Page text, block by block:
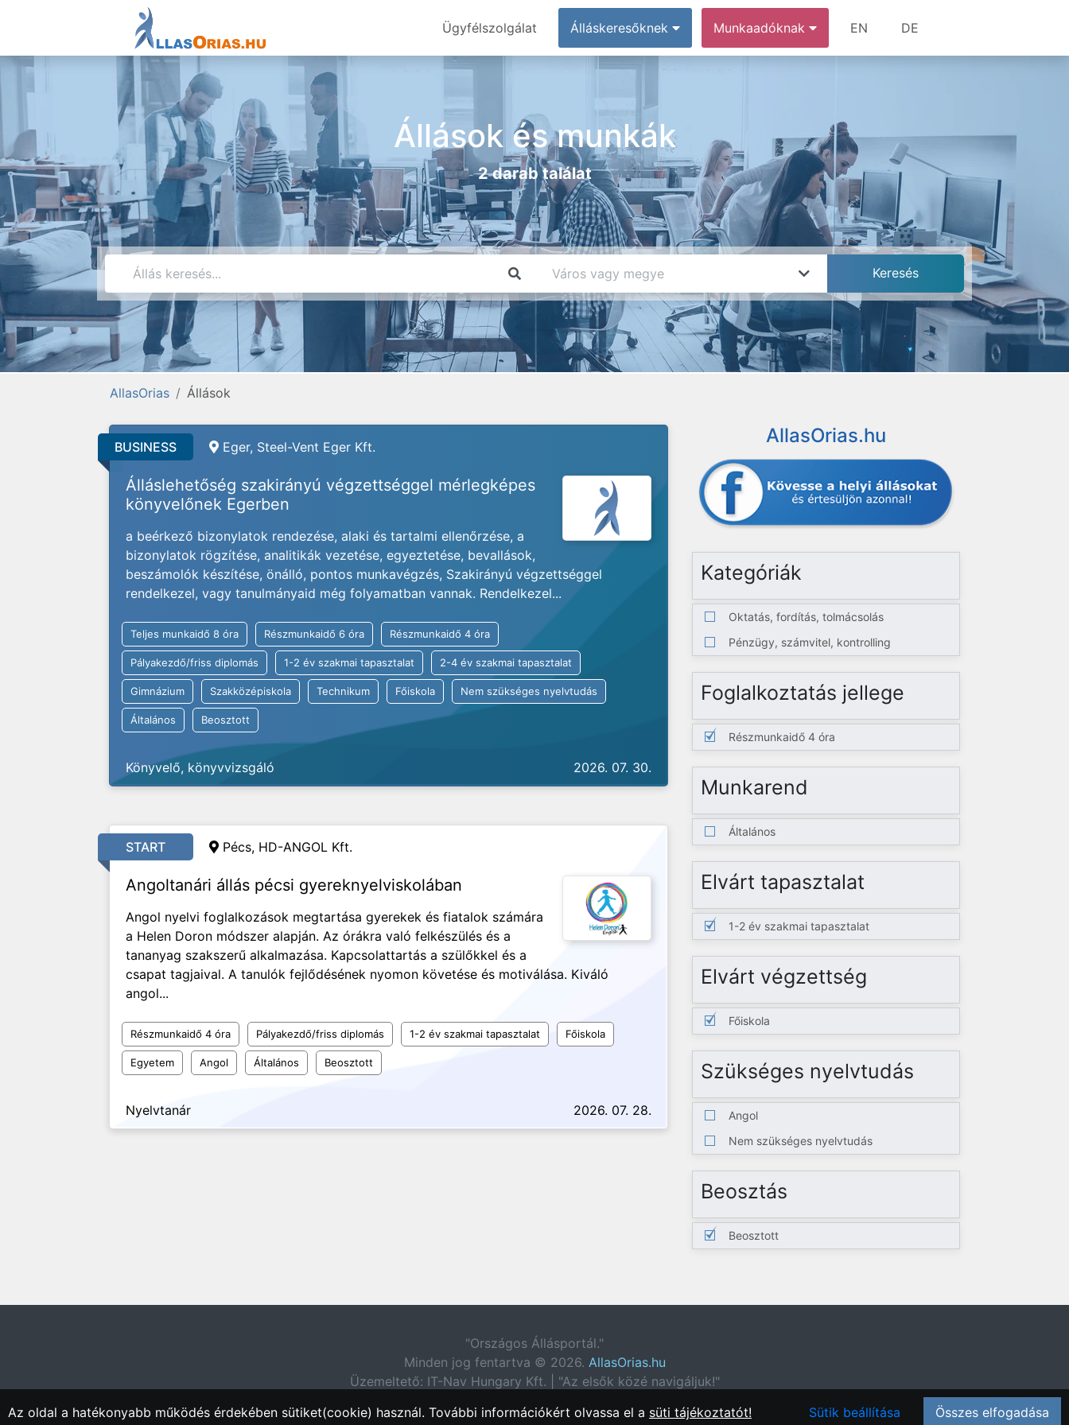
Ügyfélszolgálat Álláskeresőknek Munkaadóknak EN DE
Állások és munkák
2 darab találat
AllasOrias Állások
BUSINESS Eger, Steel-Vent Eger Kft.
Álláslehetőség szakirányú végzettséggel mérlegképes
könyvelőnek Egerben
a beérkező bizonylatok rendezése, alaki és tartalmi ellenőrzése, a
bizonylatok rögzítése, analitikák vezetése, egyeztetése, bevallások,
beszámolók készítése, önálló, pontos munkavégzés, Szakirányú végzettséggel
rendelkezel, vagy tanulmányaid még folyamatban vannak. Rendelkezel...
Teljes munkaidő 8 óra Részmunkaidő 6 óra Részmunkaidő 4 óra
Pályakezdő/friss diplomás 1-2 év szakmai tapasztalat 2-4 év szakmai tapasztalat
Gimnázium Szakközépiskola Technikum Főiskola Nem szükséges nyelvtudás
Általános Beosztott
Könyvelő, könyvvizsgáló 2026. 07. 30.
START Pécs, HD-ANGOL Kft.
Angoltanári állás pécsi gyereknyelviskolában
Angol nyelvi foglalkozások megtartása gyerekek és fiatalok számára
a Helen Doron módszer alapján. Az órákra való felkészülés és a
tananyag szakszerű alkalmazása. Kapcsolattartás a szülőkkel és a
csapat tagjaival. A tanulók fejlődésének nyomon követése és motiválása. Kiváló
angol...
Részmunkaidő 4 óra Pályakezdő/friss diplomás 1-2 év szakmai tapasztalat Főiskola
Egyetem Angol Általános Beosztott
Nyelvtanár 2026. 07. 28.
AllasOrias.hu
Kategóriák
Oktatás, fordítás, tolmácsolás
Pénzügy, számvitel, kontrolling
Foglalkoztatás jellege
Részmunkaidő 4 óra
Munkarend
Általános
Elvárt tapasztalat
1-2 év szakmai tapasztalat
Elvárt végzettség
Főiskola
Szükséges nyelvtudás
Angol
Nem szükséges nyelvtudás
Beosztás
Beosztott
"Országos Állásportál."
Minden jog fentartva © 2026. AllasOrias.hu
Üzemeltető: IT-Nav Hungary Kft. | "Az elsők közé navigáljuk!"
Az oldal a hatékonyabb működés érdekében sütiket(cookie) használ. További információkért olvassa el a süti tájékoztatót! Sütik beállítása Összes elfogadása